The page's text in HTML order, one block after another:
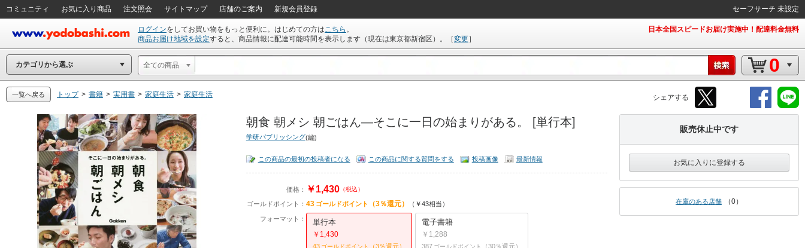
コミュニティ お気に入り商品 注文照会 サイトマップ 店舗のご案内 新規会員登録 セーフサーチ 未設定
ログインをしてお買い物をもっと便利に。はじめての方はこちら 。
商品お届け地域を設定すると、商品情報に配達可能時間を表示します（現在は東京都新宿区 ）。 ［変更］
日本全国スピードお届け実施中！配達料金無料
カテゴリから選ぶ 全ての商品 0
シェアする
一覧へ戻る トップ > 書籍 > 実用書 > 家庭生活 > 家庭生活
朝食 朝メシ 朝ごはん―そこに一日の始まりがある。 [単行本]
学研パブリッシング(編)
この商品の最初の投稿者になる この商品に関する質問をする 投稿画像 最新情報
価格： ￥1,430（税込）
ゴールドポイント： 43 ゴールドポイント （3％還元） （￥43相当）
フォーマット： 単行本
￥1,430
43 ゴールドポイント （3％還元）
電子書籍
￥1,288
387 ゴールドポイント （30％還元）
販売休止中です
お気に入りに登録する
在庫のある店舗 0